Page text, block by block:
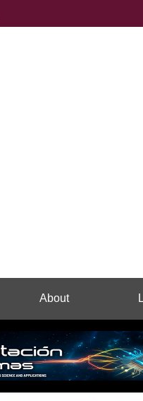
About